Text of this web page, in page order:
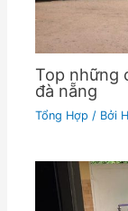
Top những
đà nẵng
Tổng Hợp / Bởi